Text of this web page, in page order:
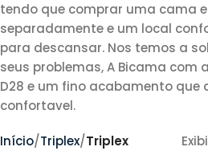
tendo que comprar uma cama
separadamente e um local
para descansar. Nos temos a
seus problemas, A Bicama com
D28 e um fino acabamento que
confortavel.
Início Triplex Triplex